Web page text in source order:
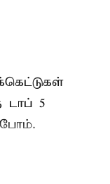
டாப் 5